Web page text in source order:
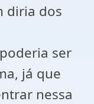
diria dos
ser
já que
nessa